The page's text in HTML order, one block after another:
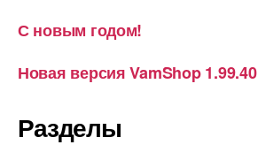
С новым годом!
Новая версия VamShop 1.99.40
Разделы